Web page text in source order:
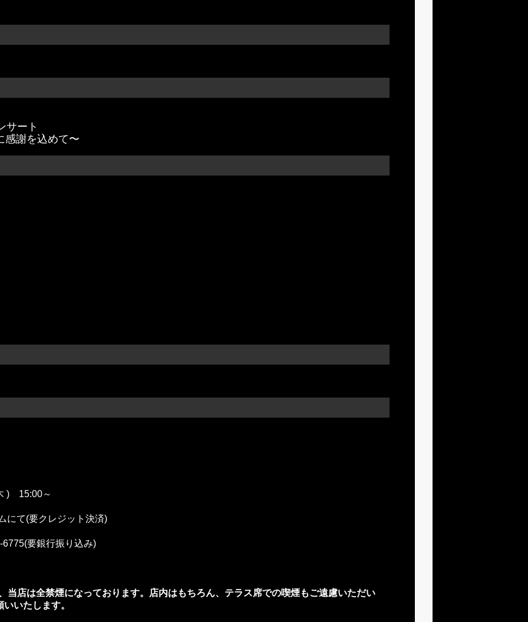
サート
感謝を込めて〜
) 15:00～
にて(要クレジット決済)
要銀行振り込み)
当店は全禁煙になっております。店内はもちろん、テラス席での喫煙もご遠慮いただい
いたします。